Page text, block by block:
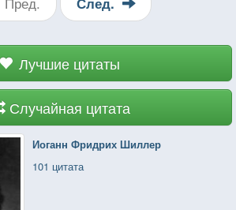
Лучшие цитаты
Случайная цитата
Иоганн Фридрих Шиллер
101 цитата